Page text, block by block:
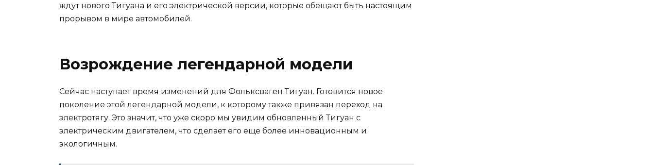
ждут нового Тигуана и его электрической версии, которые обещают быть настоящим
прорывом в мире автомобилей.
Возрождение легендарной модели
Сейчас наступает время изменений для Фольксваген Тигуан. Готовится новое
поколение этой легендарной модели, к которому также привязан переход на
электротягу. Это значит, что уже скоро мы увидим обновленный Тигуан с
электрическим двигателем, что сделает его еще более инновационным и
экологичным.